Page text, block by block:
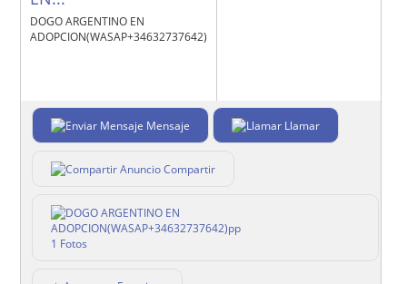
DOGO ARGENTINO EN
ADOPCION(WASAP+34632737642)pp
Mensaje Llamar
Compartir
1 Fotos